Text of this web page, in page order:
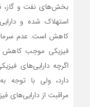
بخش‌های نفت و گاز،
استهلاک‌ شده و
کاهش است. عدم
فیزیکی موجب کاهش
اگرچه دارایی‌های
دارد، ولی با توجه
مراقبت از دارایی‌های